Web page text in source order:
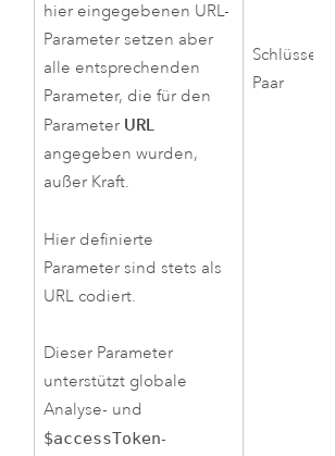
hier eingegebenen URL-
Parameter setzen aber
alle entsprechenden
Parameter, die für den
Parameter URL
angegeben wurden,
außer Kraft.
Hier definierte
Parameter sind stets als
URL codiert.
Dieser Parameter
unterstützt globale
Analyse- und
$accessToken-
Schlüssel/
Paar